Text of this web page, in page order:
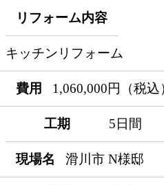
リフォーム内容
キッチンリフォーム
費用 1,060,000円（税込
工期 5日間
現場名 滑川市 N様邸